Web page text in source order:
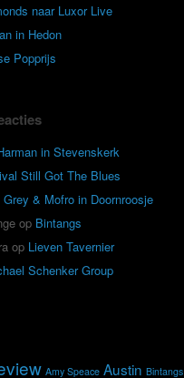
naar Luxor Live
in Hedon
Popprijs
in Stevenskerk
Still Got The Blues
& Mofro in Doornroosje
op Bintangs
op Lieven Tavernier
Schenker Group
Amy Speace Austin Bintangs